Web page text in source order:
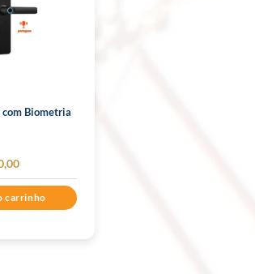
Biometria
carrinho